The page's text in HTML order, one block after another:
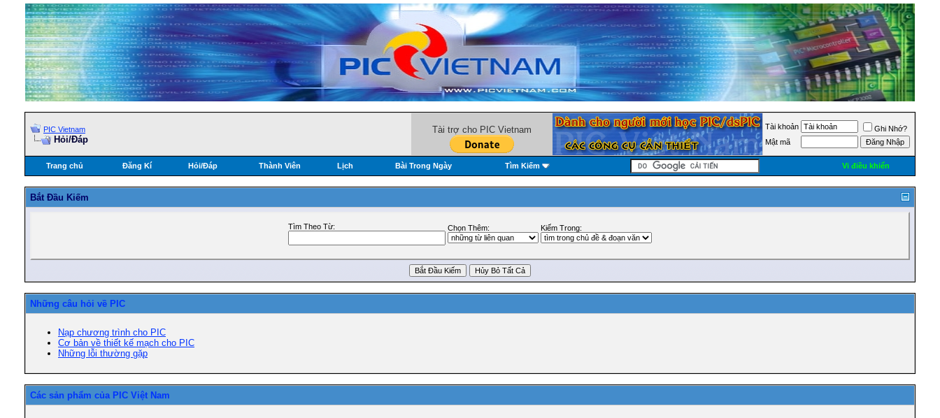
PIC Vietnam
Hỏi/Ðáp
Tài trợ cho PIC Vietnam Tài khoản
Ghi Nhớ?
Mật mã
Trang chủ Đăng Kí Hỏi/Ðáp Thành Viên Lịch Bài Trong Ngày Tìm Kiếm Vi điều khiển
Bắt Ðầu Kiếm
Tìm Theo Từ: Chọn Thêm: Kiếm Trong:
Những câu hỏi về PIC
Nạp chương trình cho PIC
Cơ bản về thiết kế mạch cho PIC
Những lỗi thường gặp
Các sản phẩm của PIC Việt Nam